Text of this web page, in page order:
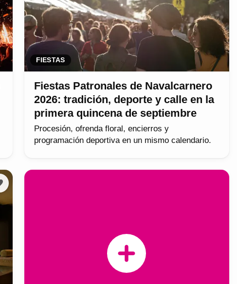
FIESTAS
Fiestas Patronales de Navalcarnero
2026: tradición, deporte y calle en la
primera quincena de septiembre
Procesión, ofrenda floral, encierros y
programación deportiva en un mismo calendario.